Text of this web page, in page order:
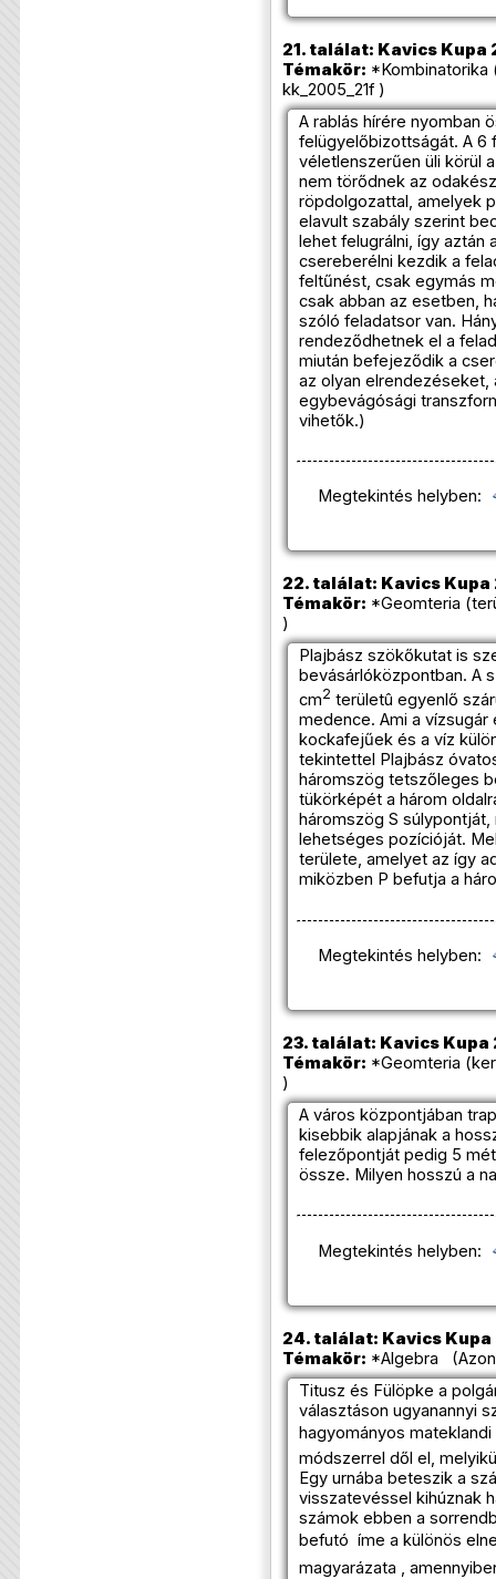
21. találat: Kavics Kupa
Témakör:
kk_2005_21f )
A rablás hírére nyomban
felügyelőbizottságát. A 6
véletlenszerűen üli körül
nem törődnek az
röpdolgozattal, amelyek
elavult szabály szerint
lehet felugrálni, így aztán
csereberélni kezdik a
feltűnést, csak egymás
csak abban az esetben,
szóló feladatsor van.
rendeződhetnek el a
miután befejeződik a
az olyan elrendezéseket,
egybevágósági
vihetők.)
Megtekintés helyben:
22. találat: Kavics
Témakör: *Geomteria
)
Plajbász szökőkutat is
bevásárlóközpontban. A
cm2 területû egyenlő
medence. Ami a vízsugár
kockafejűek és a víz
tekintettel Plajbász
háromszög tetszőleges
tükörképét a három
háromszög S
lehetséges pozícióját.
területe, amelyet az így
miközben P befutja a
Megtekintés helyben:
23. találat: Kavics Kupa
Témakör: *Geomteria
)
A város központjában
kisebbik alapjának a
felezőpontját pedig 5
össze. Milyen hosszú a
Megtekintés helyben:
24. találat: Kavics
Témakör: *Algebra
Titusz és Fülöpke a
választáson ugyanannyi
hagyományos mateklandi
módszerrel dől el,
Egy urnába beteszik a
visszatevéssel kihúznak
számok ebben a
befutó  íme a különös
magyarázata ,